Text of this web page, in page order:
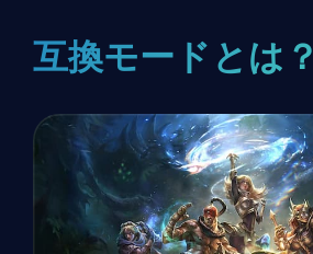
互換モードとは？